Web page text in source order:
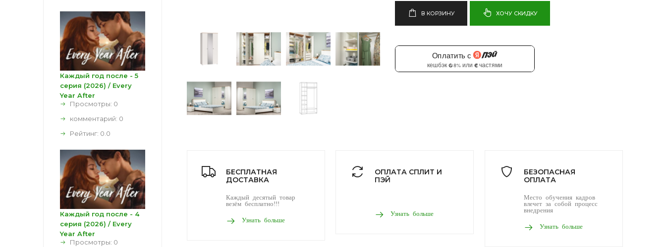
В КОРЗИНУ ХОЧУ СКИДКУ
БЕСПЛАТНАЯ
ДОСТАВКА
Каждый десятый товар
везём бесплатно!!!
Узнать больше
ОПЛАТА СПЛИТ И
ПЭЙ
Узнать больше
БЕЗОПАСНАЯ
ОПЛАТА
Место обучения кадров
влечет за собой процесс
внедрения
Узнать больше
Каждый год после - 5
серия (2026) / Every
Year After
Просмотры: 0
комментарий: 0
Рейтинг: 0.0
Каждый год после - 4
серия (2026) / Every
Year After
Просмотры: 0